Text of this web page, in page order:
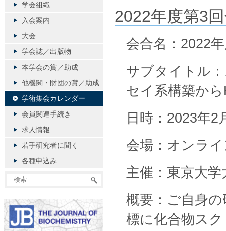
2022年度第3
会合名：2022
サブタイトル
セイ系構築か
日時：2023年2
会場：オンラ
主催：東京大
概要：ご自身
標に化合物ス
学会組織
入会案内
大会
学会誌／出版物
本学会の賞／助成
他機関・財団の賞／助成
学術集会カレンダー
会員関連手続き
求人情報
若手研究者に聞く
各種申込み